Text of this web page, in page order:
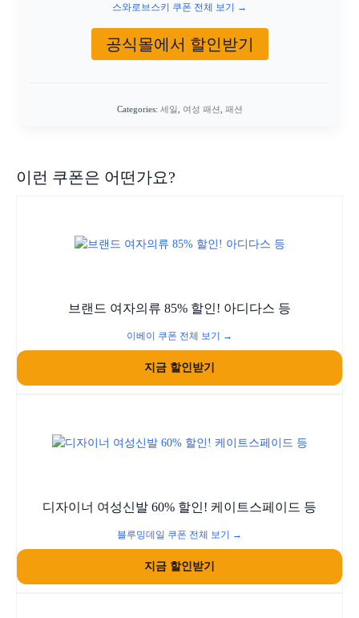
스와로브스키 쿠폰 전체 보기 →
공식몰에서 할인받기
Categories: 세일 여성 패션 패션
이런 쿠폰은 어떤가요?
브랜드 여자의류 85% 할인! 아디다스 등
이베이 쿠폰 전체 보기 →
지금 할인받기
디자이너 여성신발 60% 할인! 케이트스페이드 등
블루밍데일 쿠폰 전체 보기 →
지금 할인받기